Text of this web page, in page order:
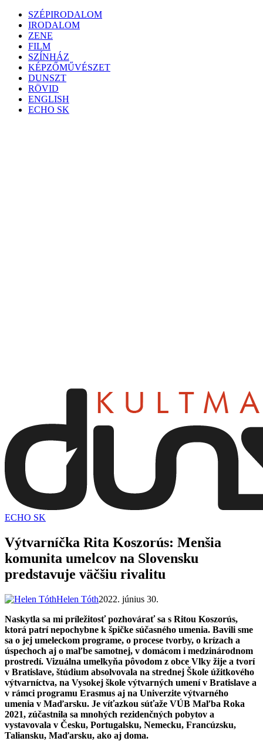
Skip
content
SZÉPIRODALOM
IRODALOM
ZENE
FILM
SZÍNHÁZ
KÉPZŐMŰVÉSZET
DUNSZT
RÖVID
ENGLISH
ECHO SK
ECHO SK
Výtvarníčka Rita Koszorús: Menšia
komunita umelcov na Slovensku
predstavuje väčšiu rivalitu
Helen Tóth2022. június 30.
Naskytla sa mi príležitosť pozhovárať sa s Ritou Koszorús,
ktorá patrí nepochybne k špičke súčasného umenia. Bavili sme
sa o jej umeleckom programe, o procese tvorby, o krízach a
úspechoch aj o maľbe samotnej, v domácom i medzinárodnom
prostredí. Vizuálna umelkyňa pôvodom z obce Vlky žije a tvorí
v Bratislave, štúdium absolvovala na strednej Škole úžitkového
výtvarníctva, na Vysokej škole výtvarných umení v Bratislave a
v rámci programu Erasmus aj na Univerzite výtvarného
umenia v Maďarsku. Je víťazkou súťaže VÚB Maľba Roka
2021, zúčastnila sa mnohých rezidenčných pobytov a
vystavovala v Česku, Portugalsku, Nemecku, Francúzsku,
Taliansku, Maďarsku, ako aj doma.